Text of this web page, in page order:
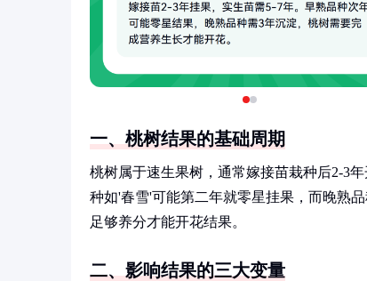
一、桃树结果的基础周期
桃树属于速生果树，通常嫁接苗栽种后2-3
种如'春雪'可能第二年就零星挂果，而晚熟
足够养分才能开花结果。
二、影响结果的三大变量